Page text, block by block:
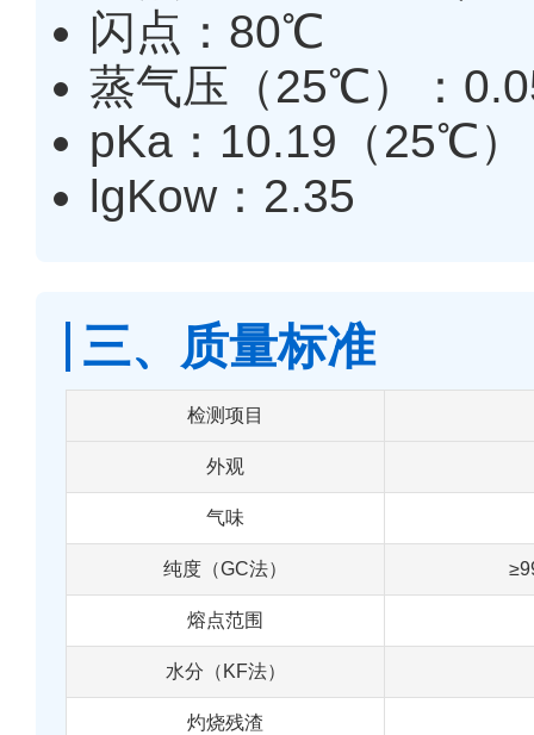
闪点：80℃
蒸气压（25℃）：
pKa：10.19（25℃）
lgKow：2.35
三、质量标准
检测项目
外观
气味
纯度（GC法）
熔点范围
水分（KF法）
灼烧残渣